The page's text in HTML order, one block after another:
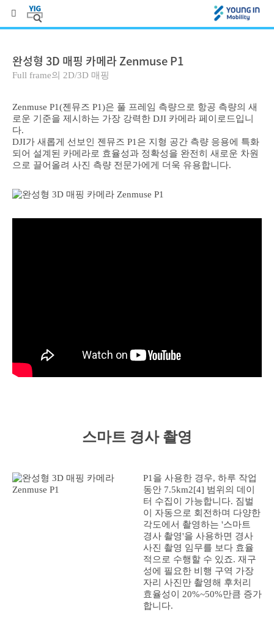
완성형 3D 매핑 카메라 Zenmuse P1
Full frame의 2D/3D 매핑
Zenmuse P1(젠뮤즈 P1)은 풀 프레임 측량으로 항공 측량의 새
로운 기준을 제시하는 가장 강력한 DJI 카메라 페이로드입니
다.
DJI가 새롭게 선보인 젠뮤즈 P1은 지형 공간 측량 응용에 특화
되어 설계된 카메라로 효율성과 정확성을 완전히 새로운 차원
으로 끌어올려 사진 측량 전문가에게 더욱 유용합니다.
스마트 경사 촬영
P1을 사용한 경우, 하루 작업
동안 7.5km2[4] 범위의 데이
터 수집이 가능합니다. 짐벌
이 자동으로 회전하며 다양한
각도에서 촬영하는 '스마트
경사 촬영'을 사용하면 경사
사진 촬영 임무를 보다 효율
적으로 수행할 수 있죠. 재구
성에 필요한 비행 구역 가장
자리 사진만 촬영해 후처리
효율성이 20%~50%만큼 증가
합니다.